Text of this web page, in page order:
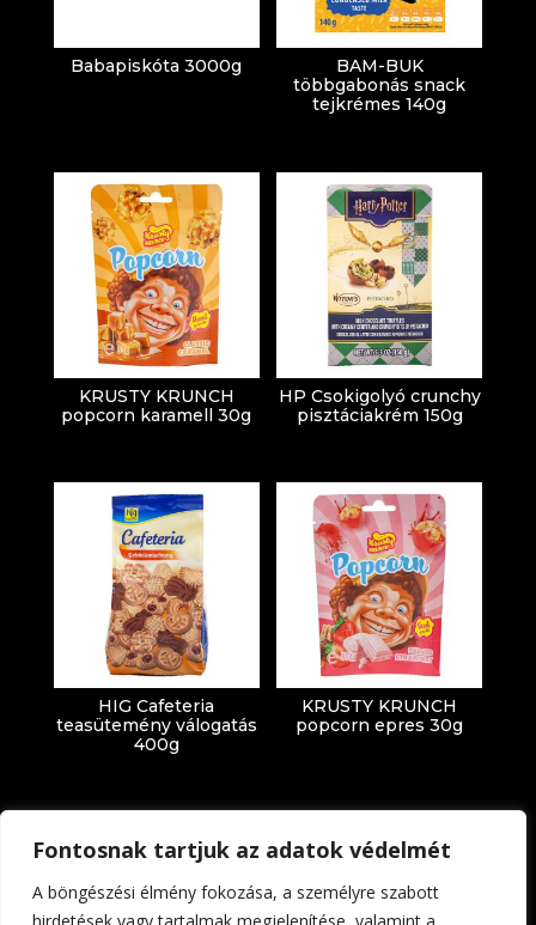
Fontosnak tartjuk az adatok védelmét
A böngészési élmény fokozása, a személyre szabott
Babapiskóta 3000g
BAM-BUK
többgabonás snack
tejkrémes 140g
KRUSTY KRUNCH
popcorn karamell 30g
HP Csokigolyó crunchy
pisztáciakrém 150g
HIG Cafeteria
teasütemény válogatás
400g
KRUSTY KRUNCH
popcorn epres 30g